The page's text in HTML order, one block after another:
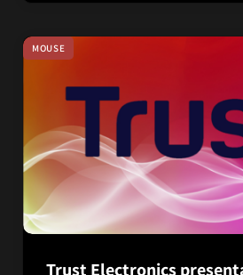
MOUSE
Trust Electronics